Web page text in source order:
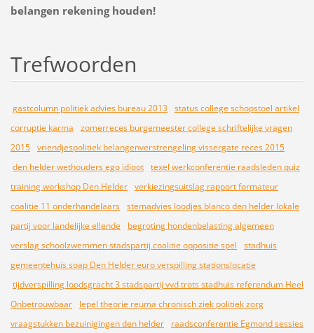
belangen rekening houden!
Trefwoorden
gastcolumn politiek advies bureau 2013 status college schopstoel artikel
corruptie karma
zomerreces burgemeester college schriftelijke vragen
2015 vriendjespolitiek belangenverstrengeling vissergate reces 2015
den helder wethouders ego idioot texel werkconferentie raadsleden quiz
training workshop Den Helder verkiezingsuitslag rapport formateur
coalitie 11 onderhandelaars stemadvies loodjes blanco den helder lokale
partij voor landelijke ellende
begroting hondenbelasting algemeen
verslag schoolzwemmen stadspartij coalitie oppositie spel
stadhuis
gemeentehuis soap Den Helder euro verspilling stationslocatie
tijdverspilling loodsgracht 3 stadspartij vvd trots stadhuis referendum Heel
Onbetrouwbaar
lepel theorie reuma chronisch ziek politiek zorg
vraagstukken bezuinigingen den helder
raadsconferentie Egmond sessies